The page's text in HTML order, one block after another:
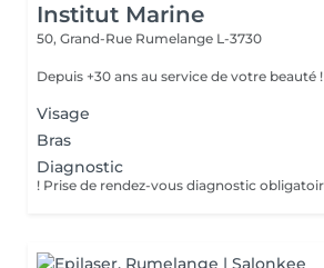
Institut Marine
50, Grand-Rue Rumelange L-3730
Depuis +30 ans au service de votre beauté !
Visage
Bras
Diagnostic